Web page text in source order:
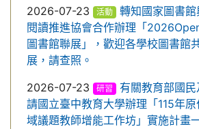
2026-07-23
活動
轉知國家圖書
閱讀推進協會合作辦理「
圖書館聯展」，歡迎各學校圖書館
展，請查照。
2026-07-23
研習
有關教育部國
請國立臺中教育大學辦理「115年
域議題教師增能工作坊」實施計畫